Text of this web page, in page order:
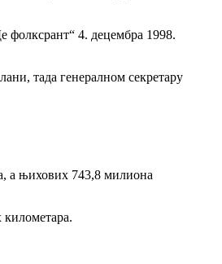
фолксрант“ 4. децембра 1998.
тада генералном секретару
а њихових 743,8 милиона